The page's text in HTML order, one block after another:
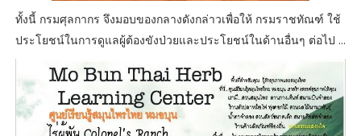
ทั้งนี้ กรมศุลกากร จึงมอบของกลางดังกล่าวเพื่อให้ กรมราชทัณฑ์ ใช้
ประโยชน์ในการดูแลผู้ต้องขังป่วยและประโยชน์ในด้านอื่นๆ ต่อไป ...